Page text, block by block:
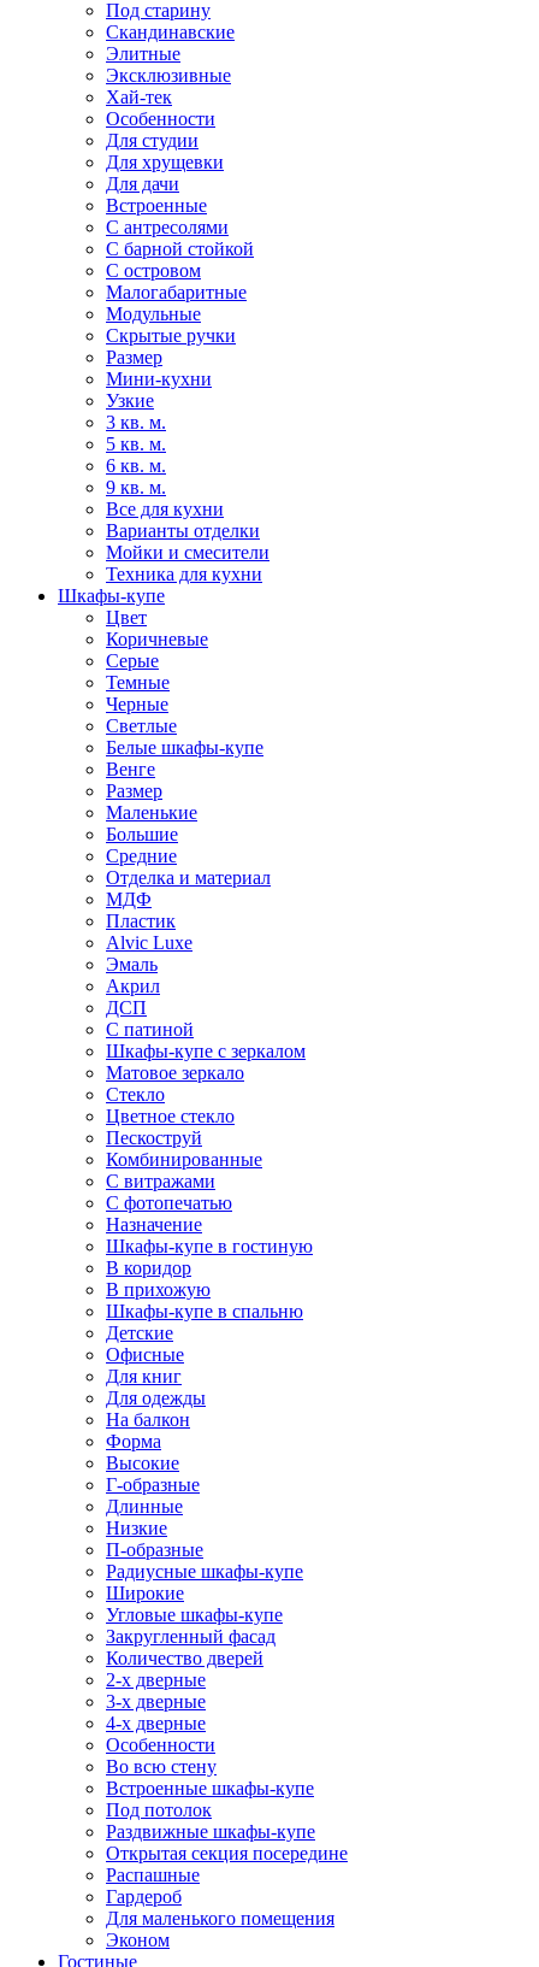
Под старину
Скандинавские
Элитные
Эксклюзивные
Хай-тек
Особенности
Для студии
Для хрущевки
Для дачи
Встроенные
С антресолями
С барной стойкой
С островом
Малогабаритные
Модульные
Скрытые ручки
Размер
Мини-кухни
Узкие
3 кв. м.
5 кв. м.
6 кв. м.
9 кв. м.
Все для кухни
Варианты отделки
Мойки и смесители
Техника для кухни
Шкафы-купе
Цвет
Коричневые
Серые
Темные
Черные
Светлые
Белые шкафы-купе
Венге
Размер
Маленькие
Большие
Средние
Отделка и материал
МДФ
Пластик
Alvic Luxe
Эмаль
Акрил
ДСП
С патиной
Шкафы-купе с зеркалом
Матовое зеркало
Стекло
Цветное стекло
Пескоструй
Комбинированные
С витражами
С фотопечатью
Назначение
Шкафы-купе в гостиную
В коридор
В прихожую
Шкафы-купе в спальню
Детские
Офисные
Для книг
Для одежды
На балкон
Форма
Высокие
Г-образные
Длинные
Низкие
П-образные
Радиусные шкафы-купе
Широкие
Угловые шкафы-купе
Закругленный фасад
Количество дверей
2-х дверные
3-х дверные
4-х дверные
Особенности
Во всю стену
Встроенные шкафы-купе
Под потолок
Раздвижные шкафы-купе
Открытая секция посередине
Распашные
Гардероб
Для маленького помещения
Эконом
Гостиные